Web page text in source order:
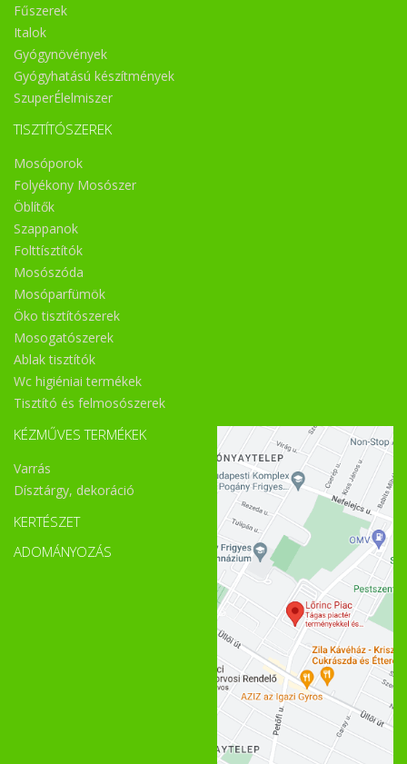
Fűszerek
Italok
Gyógynövények
Gyógyhatású készítmények
SzuperÉlelmiszer
TISZTÍTÓSZEREK
Mosóporok
Folyékony Mosószer
Öblítők
Szappanok
Folttísztítók
Mosószóda
Mosóparfümök
Öko tisztítószerek
Mosogatószerek
Ablak tisztítók
Wc higiéniai termékek
Tisztító és felmosószerek
KÉZMŰVES TERMÉKEK
Varrás
Dísztárgy, dekoráció
KERTÉSZET
ADOMÁNYOZÁS